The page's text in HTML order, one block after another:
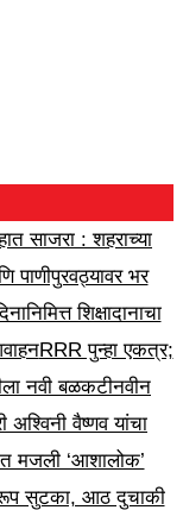
साजरा : शहराच्या
भर
शिक्षादानाचा
RRR पुन्हा एकत्र;
नवी बळकटीनवीन
अश्विनी वैष्णव यांचा
मजली ‘आशालोक’
सुटका, आठ दुचाकी